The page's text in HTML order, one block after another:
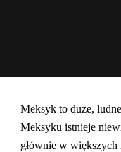
Meksyk to duże,
Meksyku istnieje
głównie w